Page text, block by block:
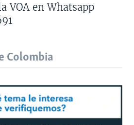
VOA en Whatsapp
Colombia